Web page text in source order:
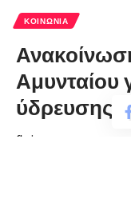
ΚΟΙΝΩΝΊΑ
Αμυνταίου
ύδρευσης
florinapress.gr